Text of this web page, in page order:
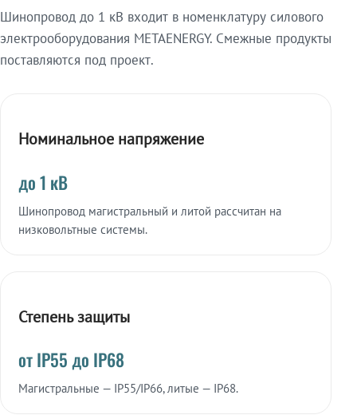
Шинопровод до 1 кВ входит в номенклатуру силового
электрооборудования METAENERGY. Смежные продукты
поставляются под проект.
Номинальное напряжение
до 1 кВ
Шинопровод магистральный и литой рассчитан на
низковольтные системы.
Степень защиты
от IP55 до IP68
Магистральные — IP55/IP66, литые — IP68.